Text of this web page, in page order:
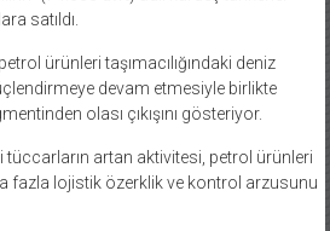
satıldı.
ürünleri taşımacılığındaki deniz
devam etmesiyle birlikte
olası çıkışını gösteriyor.
tüccarların artan aktivitesi, petrol ürünleri
fazla lojistik özerklik ve kontrol arzusunu